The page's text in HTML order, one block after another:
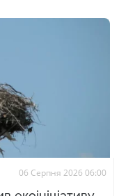
06 Серпня 2026 06:00